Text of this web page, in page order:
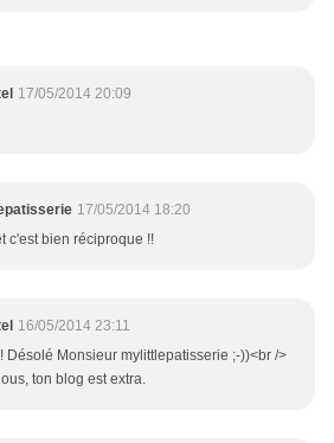
17/05/2014 20:09
17/05/2014 18:20
c'est bien réciproque !!
16/05/2014 23:11
Désolé Monsieur mylittlepatisserie ;-))<br />
ton blog est extra.